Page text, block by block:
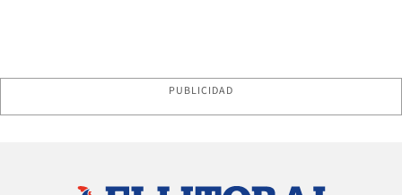
PUBLICIDAD